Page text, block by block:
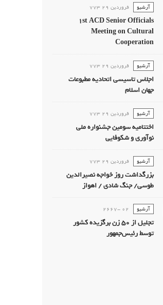
آرشیو فروردين 29 773
1st ACD Senior Officials
Meeting on Cultural
Cooperation
آرشیو فروردين 29 773
اجلاس تاسیسی اتحادیه مطبوعات
جهان اسلام
آرشیو فروردين 29 773
اختتامیه سومین جشنواره ملی
نوآوری و شکوفایی
آرشیو فروردين 29 773
بزرگداشت روز خواجه نصیرالدین
طوسی/ جنگ شادی / اهواز
آرشیو 02 -2667
تجليل از 50 زن برگزيده كشور
توسط رئیس‌جمهور